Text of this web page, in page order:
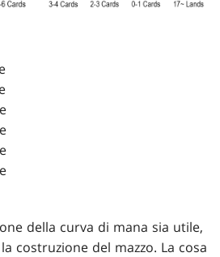
della curva di mana sia utile,
costruzione del mazzo. La cosa